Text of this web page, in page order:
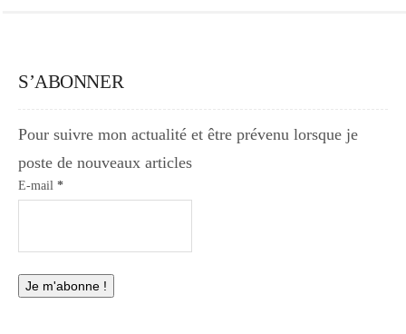
S’ABONNER
Pour suivre mon actualité et être prévenu lorsque je
poste de nouveaux articles
E-mail *